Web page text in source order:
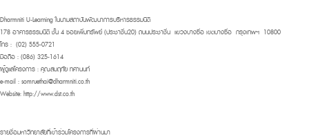
Dharmniti U-Learning ในนามสถาบันพัฒนาการบริหารธรรมนิติ
178 อาคารธรรมนิติ ชั้น 4 ซอยเพิ่มทรัพย์ (ประชาชื่น20) ถนนประชาชื่น แขวงบางซื่อ เขตบางซื่อ กรุงเทพฯ 10800
โทร : (02) 555-0721
มือถือ : (086) 325-1614
ผู้ดูแลโครงการ : คุณสมฤทัย ทศานนท์
e-mail : somruethai@dharmniti.co.th
Website: http://www.dst.co.th
รายชื่อมหาวิทยาลัยที่เข้าร่วมโครงการที่ผ่านมา